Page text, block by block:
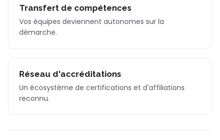
Transfert de compétences
Vos équipes deviennent autonomes sur la
démarche.
Réseau d'accréditations
Un écosystème de certifications et d'affiliations
reconnu.